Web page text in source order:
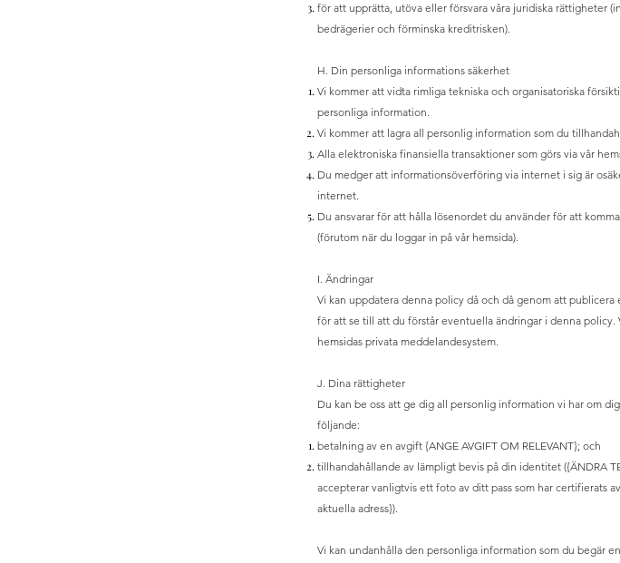
för att upprätta, utöva eller försvara våra juridiska rättigheter
bedrägerier och förminska kreditrisken).
H. Din personliga informations säkerhet
Vi kommer att vidta rimliga tekniska och organisatoriska
personliga information.
Vi kommer att lagra all personlig information som du
Alla elektroniska finansiella transaktioner som görs via vår
Du medger att informationsöverföring via internet i sig är
internet.
Du ansvarar för att hålla lösenordet du använder för att
(förutom när du loggar in på vår hemsida).
I. Ändringar
Vi kan uppdatera denna policy då och då genom att
för att se till att du förstår eventuella ändringar i denna
hemsidas privata meddelandesystem.
J. Dina rättigheter
Du kan be oss att ge dig all personlig information vi har om
följande:
betalning av en avgift {ANGE AVGIFT OM RELEVANT}; och
tillhandahållande av lämpligt bevis på din identitet ({ÄNDRA
accepterar vanligtvis ett foto av ditt pass som har certifierats
aktuella adress}).
Vi kan undanhålla den personliga information som du begär